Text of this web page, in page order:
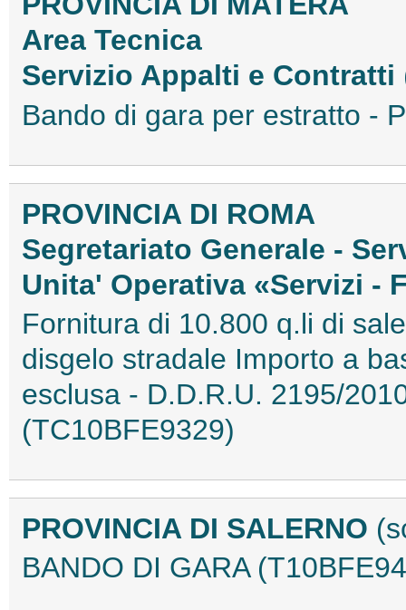
Area Tecnica
Servizio Appalti e Contratti
Bando di gara per estratto -
PROVINCIA DI ROMA
Segretariato Generale -
Unita' Operativa «Servizi -
Fornitura di 10.800 q.li di
disgelo stradale Importo a
esclusa - D.D.R.U. 2195/
(TC10BFE9329)
PROVINCIA DI SALERNO
BANDO DI GARA